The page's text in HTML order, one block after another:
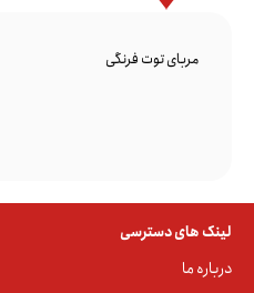
مربای توت فرنگی
لینک های دسترسی
درباره ما